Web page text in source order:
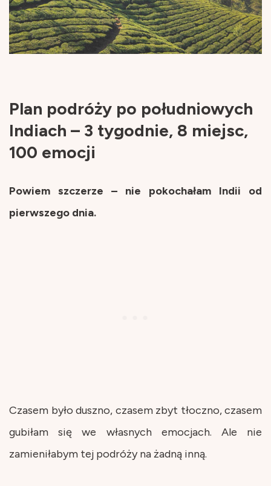
Plan podróży po południowych
Indiach – 3 tygodnie, 8 miejsc,
100 emocji
Powiem szczerze – nie pokochałam Indii od
pierwszego dnia.
Czasem było duszno, czasem zbyt tłoczno, czasem
gubiłam się we własnych emocjach. Ale nie
zamieniłabym tej podróży na żadną inną.